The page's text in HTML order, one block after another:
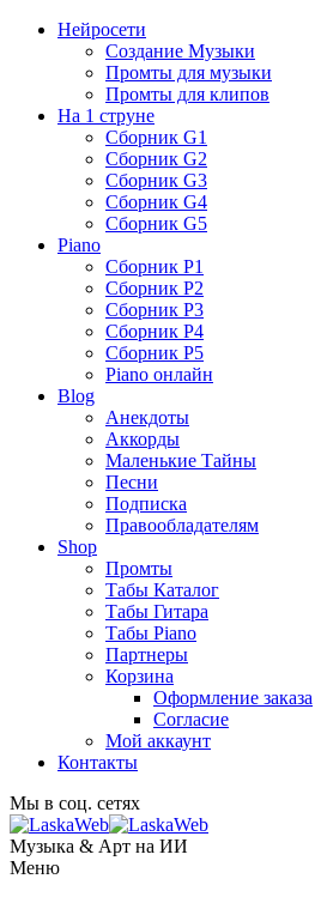
Нейросети
Создание Музыки
Промты для музыки
Промты для клипов
На 1 струне
Сборник G1
Сборник G2
Сборник G3
Сборник G4
Сборник G5
Piano
Сборник P1
Сборник P2
Сборник P3
Сборник P4
Сборник P5
Piano онлайн
Blog
Анекдоты
Аккорды
Маленькие Тайны
Песни
Подписка
Правообладателям
Shop
Промты
Табы Каталог
Табы Гитара
Табы Piano
Партнеры
Корзина
Оформление заказа
Согласие
Мой аккаунт
Контакты
Мы в соц. сетях
Музыка & Арт на ИИ
Меню